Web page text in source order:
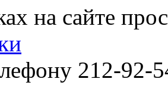
на сайте
212-92-